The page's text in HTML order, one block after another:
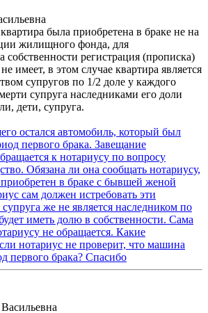
была приобретена в браке не на
жилищного фонда, для
собственности регистрация (прописка)
имеет, в этом случае квартира является
супругов по 1/2 доле у каждого
супруга наследниками его доли
дети, супруга.
остался автомобиль, который был
первого брака. Завещание
к нотариусу по вопросу
Обязана ли она сообщать нотариусу,
в браке с бывшей женой
сам должен истребовать эти
же не является наследником по
иметь долю в собственности. Сама
не обращается. Какие
нотариус не проверит, что машина
первого брака? Спасибо